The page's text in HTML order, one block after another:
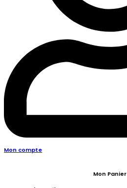
Mon compte
Mon Panier